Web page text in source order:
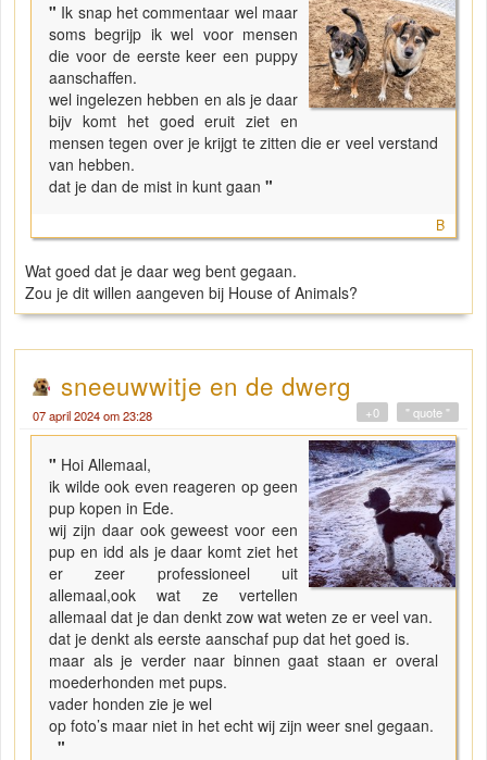
" Ik snap het commentaar wel maar
soms begrijp ik wel voor mensen
die voor de eerste keer een puppy
aanschaffen.
wel ingelezen hebben en als je daar
bijv komt het goed eruit ziet en
mensen tegen over je krijgt te zitten die er veel verstand
van hebben.
dat je dan de mist in kunt gaan "
B
Wat goed dat je daar weg bent gegaan.
Zou je dit willen aangeven bij House of Animals?
sneeuwwitje en de dwerg
07 april 2024 om 23:28 " quote "
+0
" Hoi Allemaal,
ik wilde ook even reageren op geen
pup kopen in Ede.
wij zijn daar ook geweest voor een
pup en idd als je daar komt ziet het
er zeer professioneel uit
allemaal,ook wat ze vertellen
allemaal dat je dan denkt zow wat weten ze er veel van.
dat je denkt als eerste aanschaf pup dat het goed is.
maar als je verder naar binnen gaat staan er overal
moederhonden met pups.
vader honden zie je wel
op foto’s maar niet in het echt wij zijn weer snel gegaan.
"